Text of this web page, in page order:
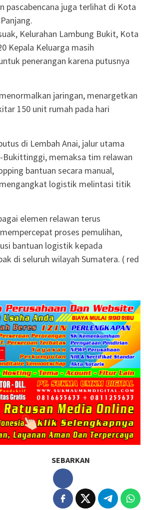
pascabencana juga terlihat di Kota
Kelurahan Lambung Bukit, Kota
Kepala Keluarga masih
penerangan karena putusnya
jaringan, menargetkan
150 unit rumah pada hari
di Lembah Anai, jalur utama
Bukittinggi, memaksa tim relawan
bantuan secara manual,
logistik melintasi titik
elemen relawan terus
proses pemulihan,
bantuan logistik kepada
di seluruh wilayah Sumatera. ( red
SEBARKAN